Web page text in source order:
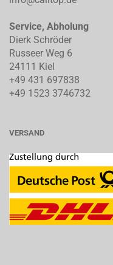
Service, Abholung
Dierk Schröder
Russeer Weg 6
24111 Kiel
+49 431 697838
+49 1523 3746732
VERSAND